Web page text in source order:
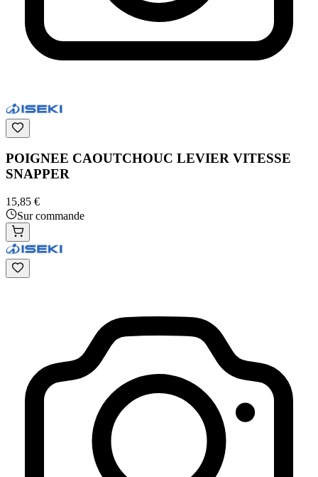
POIGNEE CAOUTCHOUC LEVIER VITESSE
SNAPPER
15,85 €
Sur commande